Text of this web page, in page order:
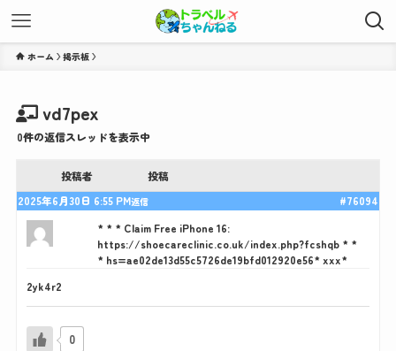
ホーム
vd7pex
0件の返信スレッドを表示中
投稿者
投稿
2025年6月30日 6:55 PM
#76094
返信
* * * Claim Free iPhone 16:
https://shoecareclinic.co.uk/index.php?fcshqb * *
* hs=ae02de13d55c5726de19bfd012920e56* ххх*
2yk4r2
0